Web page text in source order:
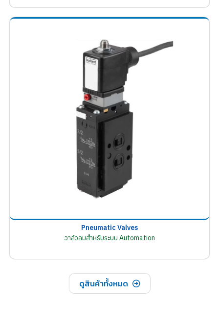
Pneumatic Valves
วาล์วลมสำหรับระบบ Automation
ดูสินค้าทั้งหมด